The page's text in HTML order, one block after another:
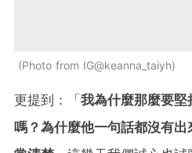
Photo from IG@keanna_taiyh
更提到：「 我為什麼那麼要
嗎？為什麼他一句話都沒有